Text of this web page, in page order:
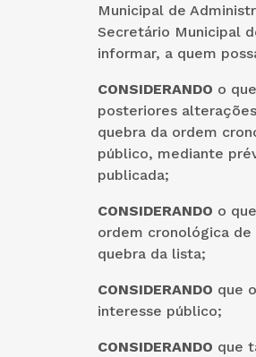
Municipal de
Secretário Municipal
informar, a quem
CONSIDERANDO o
posteriores
quebra da ordem
público, mediante
publicada;
CONSIDERANDO o
ordem cronológica
quebra da lista;
CONSIDERANDO que
interesse público;
CONSIDERANDO que